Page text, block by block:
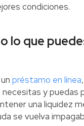
condiciones.
lo que
préstamo en línea
y puedas
una liquidez
se vuelva